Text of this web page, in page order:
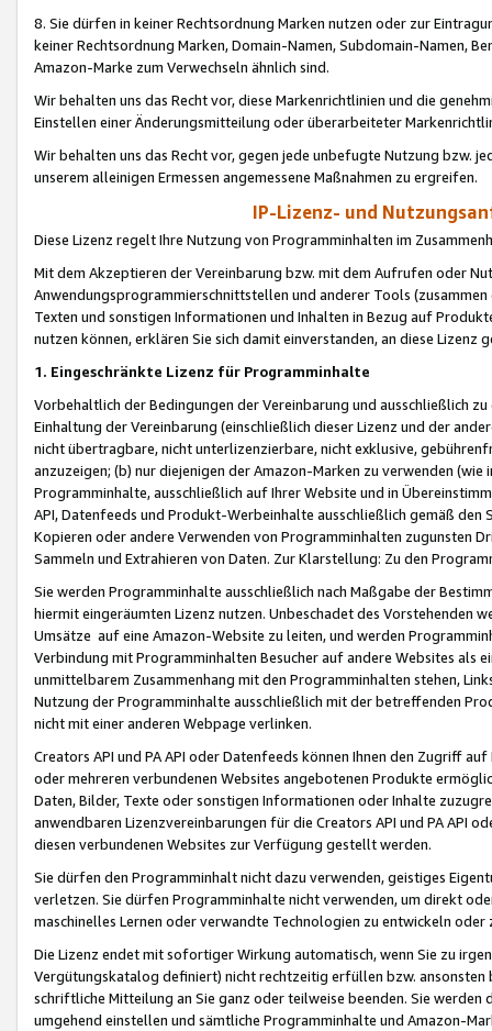
8. Sie dürfen in keiner Rechtsordnung Marken nutzen oder zur
keiner Rechtsordnung Marken, Domain-Namen, Subdomain-Namen,
Amazon-Marke zum Verwechseln ähnlich sind.
Wir behalten uns das Recht vor, diese Markenrichtlinien und die
Einstellen einer Änderungsmitteilung oder überarbeiteter
Wir behalten uns das Recht vor, gegen jede unbefugte Nutzung bzw.
unserem alleinigen Ermessen angemessene Maßnahmen zu ergreifen.
IP-Lizenz- und
Diese Lizenz regelt Ihre Nutzung von Programminhalten im
Mit dem Akzeptieren der Vereinbarung bzw. mit dem Aufrufen oder
Anwendungsprogrammierschnittstellen und anderer Tools (zusammen
Texten und sonstigen Informationen und Inhalten in Bezug auf
nutzen können, erklären Sie sich damit einverstanden, an diese Lizenz
1. Eingeschränkte Lizenz für Programminhalte
Vorbehaltlich der Bedingungen der Vereinbarung und ausschließlich
Einhaltung der Vereinbarung (einschließlich dieser Lizenz und der
nicht übertragbare, nicht unterlizenzierbare, nicht exklusive,
anzuzeigen; (b) nur diejenigen der Amazon-Marken zu verwenden
Programminhalte, ausschließlich auf Ihrer Website und in
API, Datenfeeds und Produkt-Werbeinhalte ausschließlich gemäß
Kopieren oder andere Verwenden von Programminhalten zugunsten
Sammeln und Extrahieren von Daten. Zur Klarstellung: Zu den
Sie werden Programminhalte ausschließlich nach Maßgabe der
hiermit eingeräumten Lizenz nutzen. Unbeschadet des Vorstehenden
Umsätze auf eine Amazon-Website zu leiten, und werden
Verbindung mit Programminhalten Besucher auf andere Websites als
unmittelbarem Zusammenhang mit den Programminhalten stehen,
Nutzung der Programminhalte ausschließlich mit der betreffenden
nicht mit einer anderen Webpage verlinken.
Creators API und PA API oder Datenfeeds können Ihnen den Zugriff
oder mehreren verbundenen Websites angebotenen Produkte
Daten, Bilder, Texte oder sonstigen Informationen oder Inhalte
anwendbaren Lizenzvereinbarungen für die Creators API und PA API
diesen verbundenen Websites zur Verfügung gestellt werden.
Sie dürfen den Programminhalt nicht dazu verwenden, geistiges
verletzen. Sie dürfen Programminhalte nicht verwenden, um direkt
maschinelles Lernen oder verwandte Technologien zu entwickeln
Die Lizenz endet mit sofortiger Wirkung automatisch, wenn Sie zu
Vergütungskatalog definiert) nicht rechtzeitig erfüllen bzw. ansonsten
schriftliche Mitteilung an Sie ganz oder teilweise beenden. Sie werden
umgehend einstellen und sämtliche Programminhalte und Amazon-